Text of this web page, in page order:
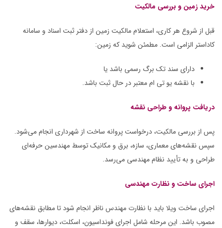
خرید زمین و بررسی مالکیت
قبل از شروع هر کاری، استعلام مالکیت زمین از دفتر ثبت اسناد و سامانه
کاداستر الزامی است. مطمئن شوید که زمین:
دارای سند تک برگ رسمی باشد یا
با نقشه یو تی ام معتبر در حال ثبت باشد.
دریافت پروانه و طراحی نقشه
پس از بررسی مالکیت، درخواست پروانه ساخت از شهرداری انجام می‌شود.
سپس نقشه‌های معماری، سازه، برق و مکانیک توسط مهندسین حرفه‌ای
طراحی و به تأیید نظام مهندسی می‌رسد.
اجرای ساخت و نظارت مهندسی
اجرای ساخت ویلا باید با نظارت مهندس ناظر انجام شود تا مطابق نقشه‌های
مصوب باشد. این مرحله شامل اجرای فونداسیون، اسکلت، دیوارها، سقف و